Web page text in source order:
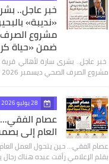
خبر عاجل..
«نديبة»
ضمن «حياة
خبر عاجل.. بشرى سارة لأهالي قرية
مشروع الصرف الصحي ديسمبر 2026 ضمن «حياة كريمة» بقلم…
28 يوليو 2026
عصام
العام إلى
عصام الفقي... حين يتحول العمل
بقلم الإعلامي رأفت عبده هناك